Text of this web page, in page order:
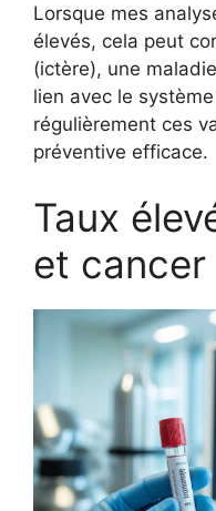
Lorsque mes
élevés, cela peut
(ictère), une
lien avec le
régulièrement ces
préventive efficace.
Taux
et cancer